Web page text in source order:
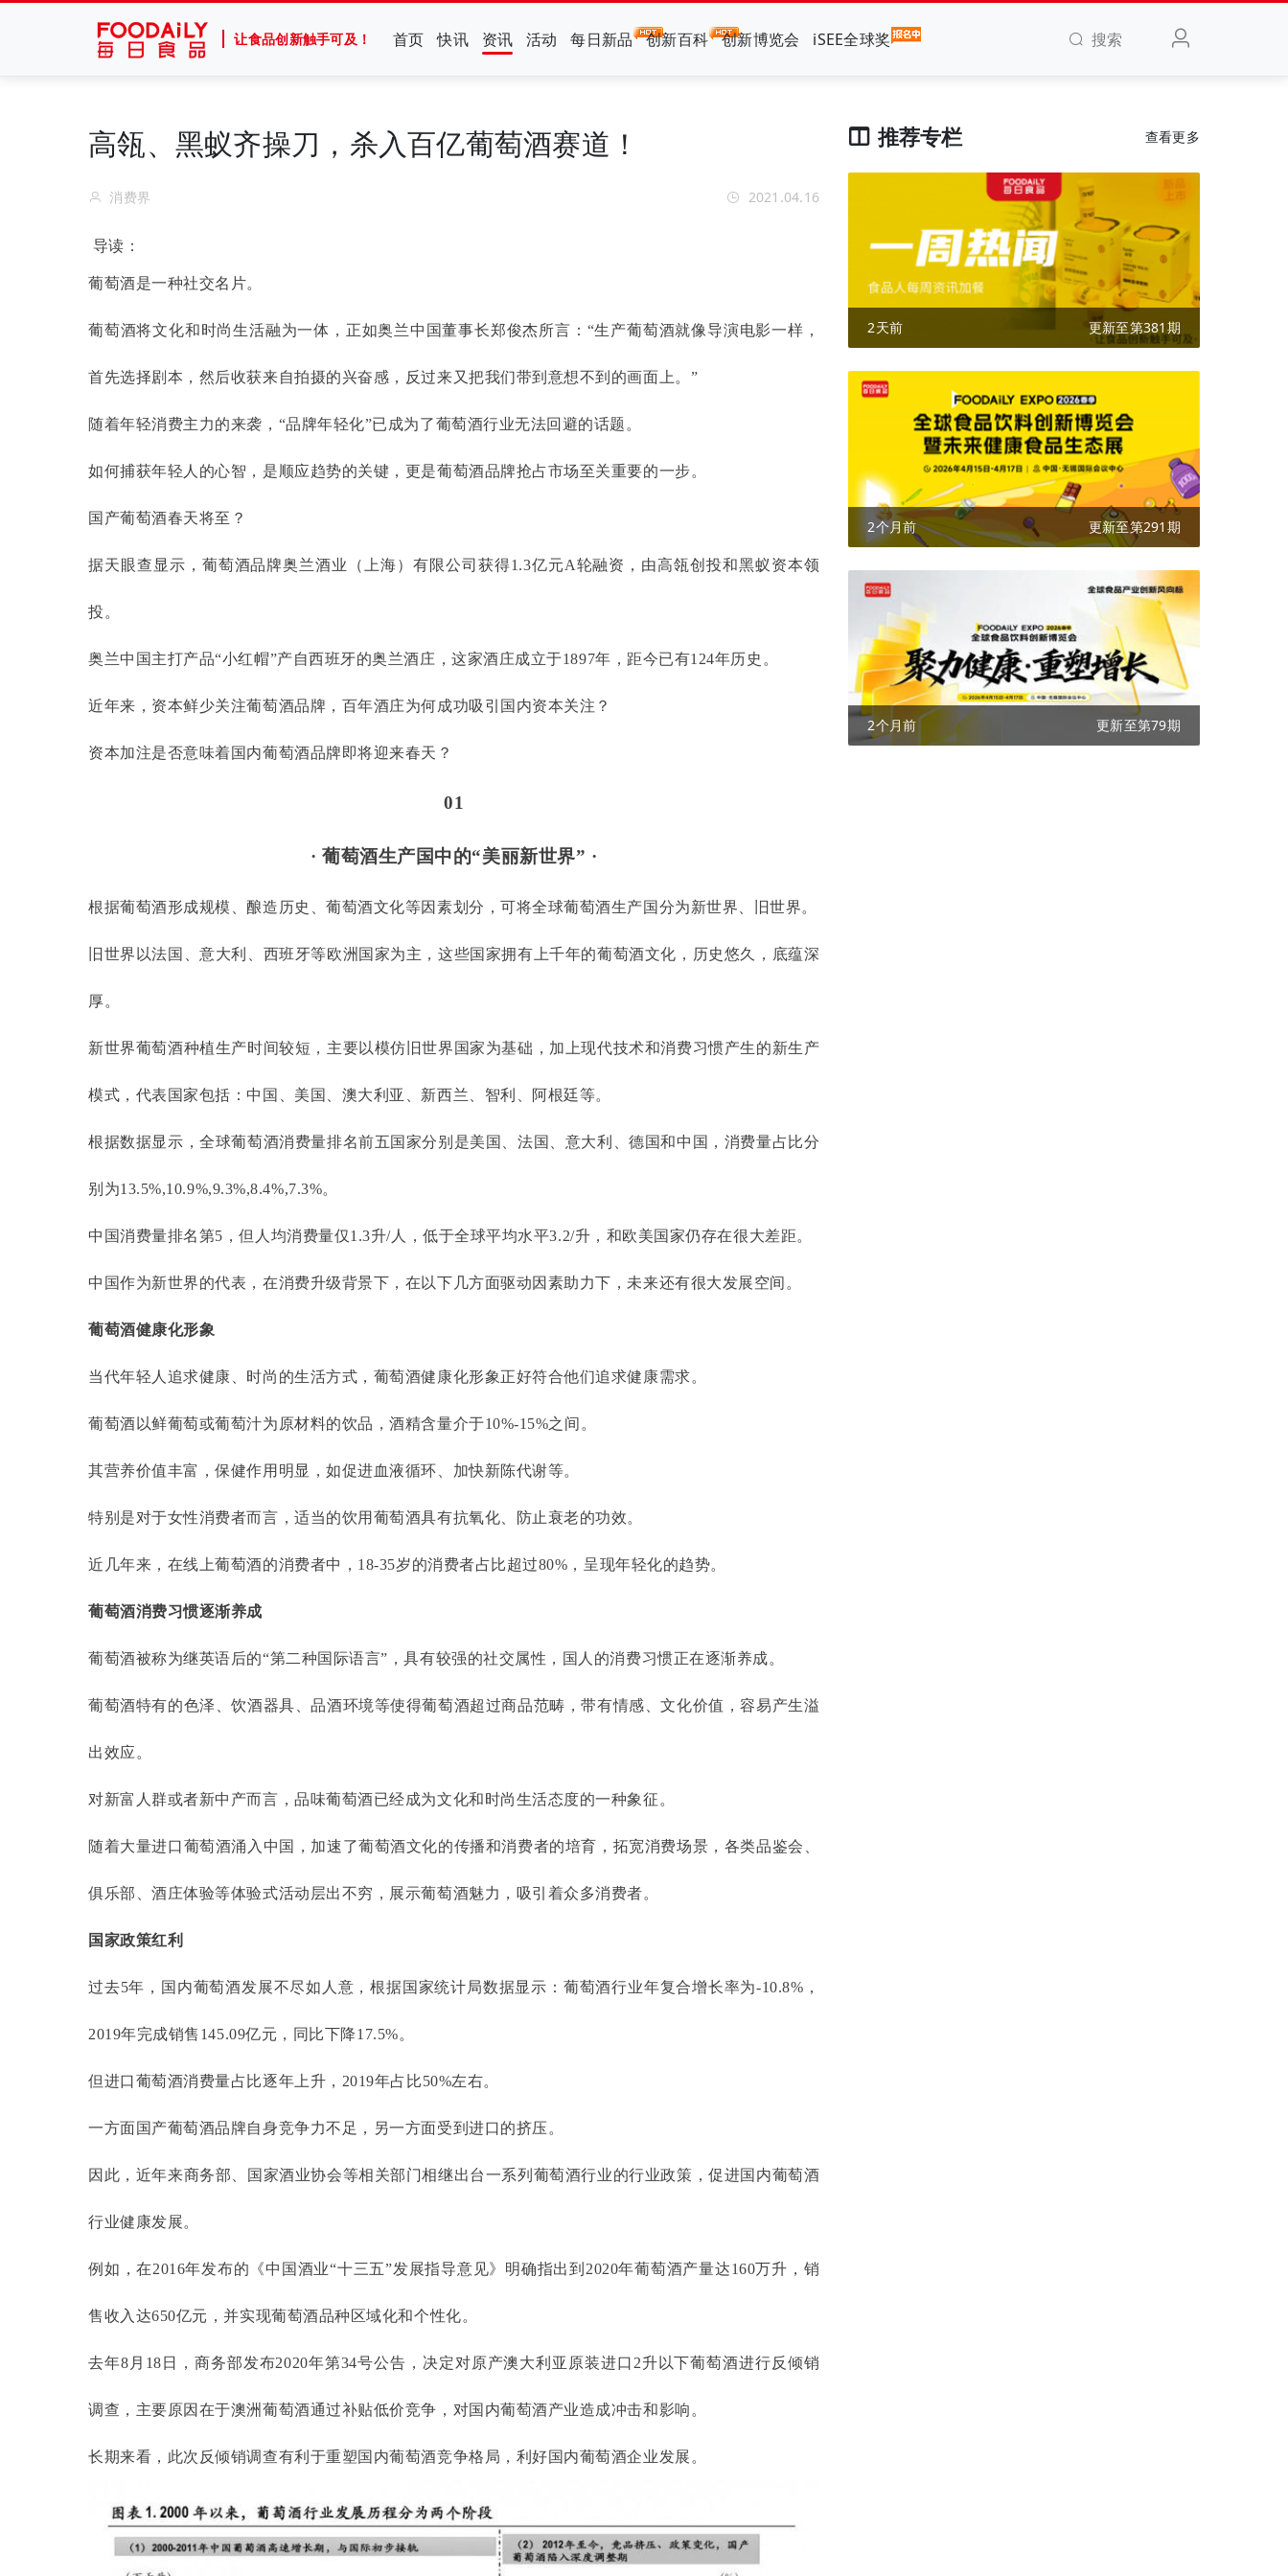
让食品创新触手可及！ 首页 快讯 资讯 活动 每日新品 创新百科 创新博览会 iSEE全球奖 搜索
高瓴、黑蚁齐操刀，杀入百亿葡萄酒赛道！
消费界 2021.04.16
导读：
葡萄酒是一种社交名片。
葡萄酒将文化和时尚生活融为一体，正如奥兰中国董事长郑俊杰所言： “生产葡萄酒就像导演电影一样，
首先选择剧本，然后收获来自拍摄的兴奋感，反过来又把我们带到意想不到的画面上。”
随着年轻消费主力的来袭， “品牌年轻化”已成为了葡萄酒行业无法回避的话题。
如何捕获年轻人的心智，是顺应趋势的关键，更是葡萄酒品牌抢占市场至关重要的一步。
国产葡萄酒春天将至？
据天眼查显示，葡萄酒品牌奥兰酒业（上海）有限公司获得1.3亿元A轮融资，由高瓴创投和黑蚁资本领
投。
奥兰中国主打产品“小红帽”产自西班牙的奥兰酒庄，这家酒庄成立于1897年，距今已有124年历史。
近年来，资本鲜少关注葡萄酒品牌，百年酒庄为何成功吸引国内资本关注？
资本加注是否意味着国内葡萄酒品牌即将迎来春天？
01
· 葡萄酒生产国中的“美丽新世界” ·
根据葡萄酒形成规模、酿造历史、葡萄酒文化等因素划分，可将全球葡萄酒生产国分为新世界、旧世界。
旧世界以法国、意大利、西班牙等欧洲国家为主，这些国家拥有上千年的葡萄酒文化，历史悠久，底蕴深
厚。
新世界葡萄酒种植生产时间较短，主要以模仿旧世界国家为基础，加上现代技术和消费习惯产生的新生产
模式，代表国家包括：中国、美国、澳大利亚、新西兰、智利、阿根廷等。
根据数据显示，全球葡萄酒消费量排名前五国家分别是美国、法国、意大利、德国和中国，消费量占比分
别为13.5%,10.9%,9.3%,8.4%,7.3%。
中国消费量排名第5，但人均消费量仅1.3升/人，低于全球平均水平3.2/升，和欧美国家仍存在很大差距。
中国作为新世界的代表，在消费升级背景下，在以下几方面驱动因素助力下，未来还有很大发展空间。
葡萄酒健康化形象
当代年轻人追求健康、时尚的生活方式，葡萄酒健康化形象正好符合他们追求健康需求。
葡萄酒以鲜葡萄或葡萄汁为原材料的饮品，酒精含量介于10%-15%之间。
其营养价值丰富，保健作用明显，如促进血液循环、加快新陈代谢等。
特别是对于女性消费者而言，适当的饮用葡萄酒具有抗氧化、防止衰老的功效。
近几年来，在线上葡萄酒的消费者中， 18-35岁的消费者占比超过80%，呈现年轻化的趋势。
葡萄酒消费习惯逐渐养成
葡萄酒被称为继英语后的“第二种国际语言”，具有较强的社交属性，国人的消费习惯正在逐渐养成。
葡萄酒特有的色泽、饮酒器具、品酒环境等使得葡萄酒超过商品范畴，带有情感、文化价值，容易产生溢
出效应。
对新富人群或者新中产而言，品味葡萄酒已经成为文化和时尚生活态度的一种象征。
随着大量进口葡萄酒涌入中国，加速了葡萄酒文化的传播和消费者的培育，拓宽消费场景，各类品鉴会、
俱乐部、酒庄体验等体验式活动层出不穷，展示葡萄酒魅力，吸引着众多消费者。
国家政策红利
过去5年，国内葡萄酒发展不尽如人意，根据国家统计局数据显示：葡萄酒行业年复合增长率为-10.8%，
2019年完成销售145.09亿元，同比下降17.5%。
但进口葡萄酒消费量占比逐年上升， 2019年占比50%左右。
一方面国产葡萄酒品牌自身竞争力不足，另一方面受到进口的挤压。
因此，近年来商务部、国家酒业协会等相关部门相继出台一系列葡萄酒行业的行业政策，促进国内葡萄酒
行业健康发展。
例如，在2016年发布的《中国酒业“十三五”发展指导意见》明确指出到2020年葡萄酒产量达160万升，销
售收入达650亿元，并实现葡萄酒品种区域化和个性化。
去年8月18日，商务部发布2020年第34号公告，决定对原产澳大利亚原装进口2升以下葡萄酒进行反倾销
调查，主要原因在于澳洲葡萄酒通过补贴低价竞争，对国内葡萄酒产业造成冲击和影响。
长期来看，此次反倾销调查有利于重塑国内葡萄酒竞争格局，利好国内葡萄酒企业发展。
推荐专栏 查看更多
2天前 更新至第381期
2个月前 更新至第291期
2个月前 更新至第79期